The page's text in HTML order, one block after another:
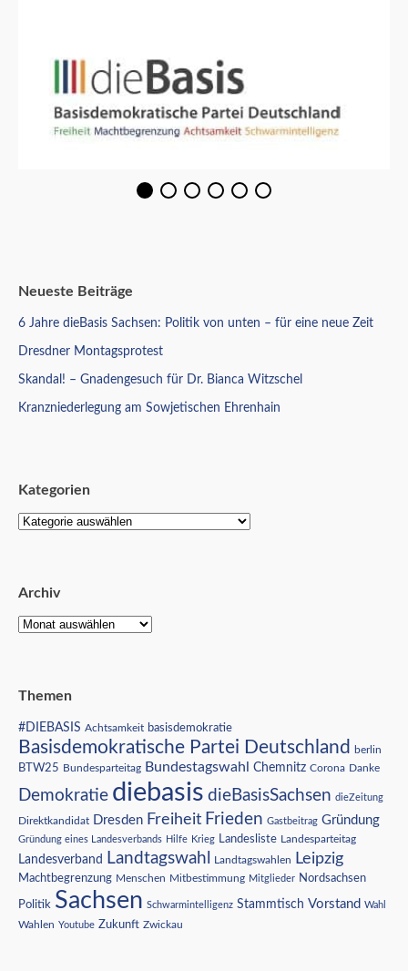
Neueste Beiträge
6 Jahre dieBasis Sachsen: Politik von unten – für eine neue Zeit
Dresdner Montagsprotest
Skandal! – Gnadengesuch für Dr. Bianca Witzschel
Kranzniederlegung am Sowjetischen Ehrenhain
Kategorien
Archiv
Themen
#DIEBASIS Achtsamkeit basisdemokratie
Basisdemokratische Partei Deutschland berlin
BTW25 Bundesparteitag Bundestagswahl Chemnitz Corona Danke
Demokratie diebasis dieBasisSachsen dieZeitung
Direktkandidat Dresden Freiheit Frieden Gastbeitrag Gründung
Gründung eines Landesverbands Hilfe Krieg Landesliste Landesparteitag
Landesverband Landtagswahl Landtagswahlen Leipzig
Machtbegrenzung Menschen Mitbestimmung Mitglieder Nordsachsen
Politik Sachsen Schwarmintelligenz Stammtisch Vorstand Wahl
Wahlen Youtube Zukunft Zwickau